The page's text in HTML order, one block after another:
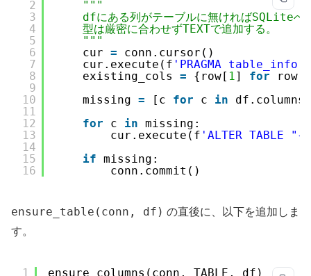
2
3
4
5
6
7
8
9
10
11
12
13
14
15
16
"""
dfにある列がテーブルに無ければSQLiteへ
型は厳密に合わせずTEXTで追加する。
"""
cur =
conn.cursor()
cur.execute(f 'PRAGMA
existing_cols = {row[ 1] for row
missing = [c for c in
df.columns
for
c in missing:
cur.execute(f 'ALTER TABLE
if missing:
conn.commit()
ensure_table(conn, df) の直後に、以下を追加しま
す。
1 ensure_columns(conn, TABLE, df)